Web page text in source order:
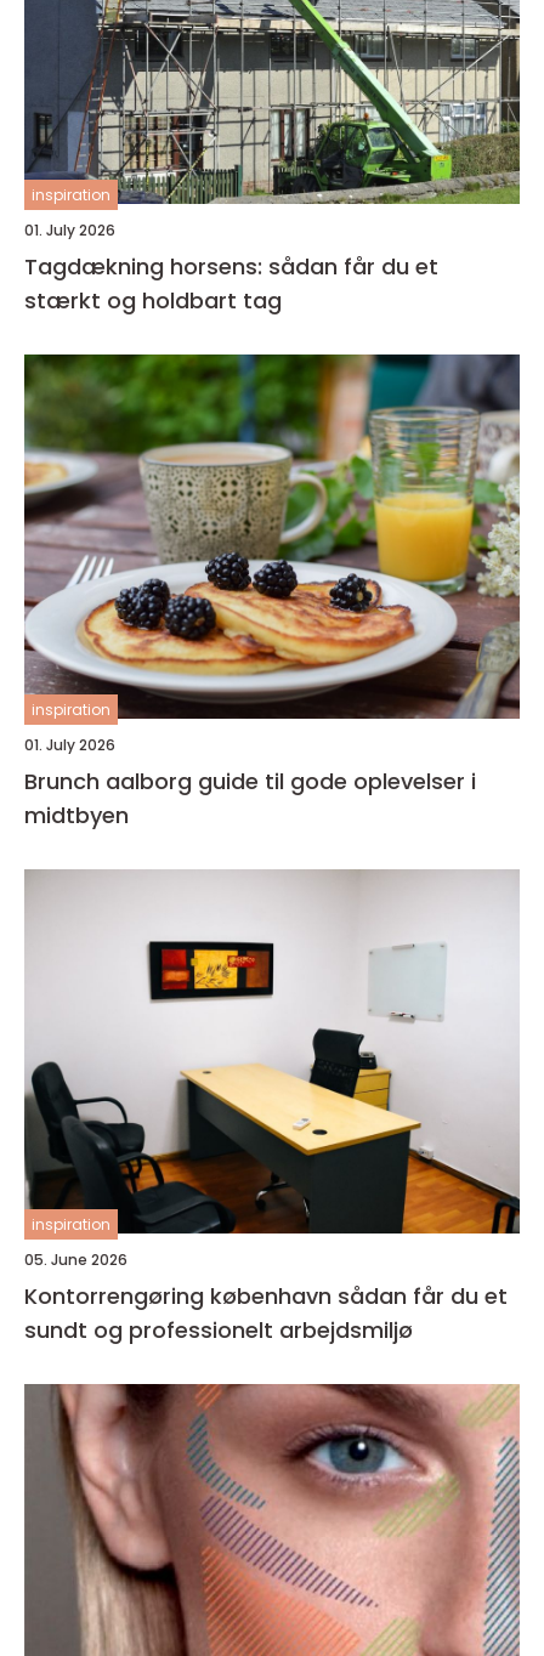
inspiration
01. July 2026
Tagdækning horsens: sådan får du et
stærkt og holdbart tag
inspiration
01. July 2026
Brunch aalborg guide til gode oplevelser i
midtbyen
inspiration
05. June 2026
Kontorrengøring københavn sådan får du et
sundt og professionelt arbejdsmiljø